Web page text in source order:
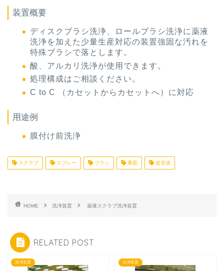
装置概要
ディスクブラシ洗浄、ロールブラシ洗浄に薬液
洗浄を加えた少量生産対応の装置強固な汚れを
特殊ブラシで落とします。
酸、アルカリ洗浄が使用できます。
処理構成はご相談ください。
C to C （カセットからカセットへ）に対応
用途例
膜付け前洗浄
スクラブ スプレー ブラシ 裏面 超音波
HOME 洗浄装置 薬液スクラブ洗浄装置
RELATED POST
洗浄装置 洗浄装置